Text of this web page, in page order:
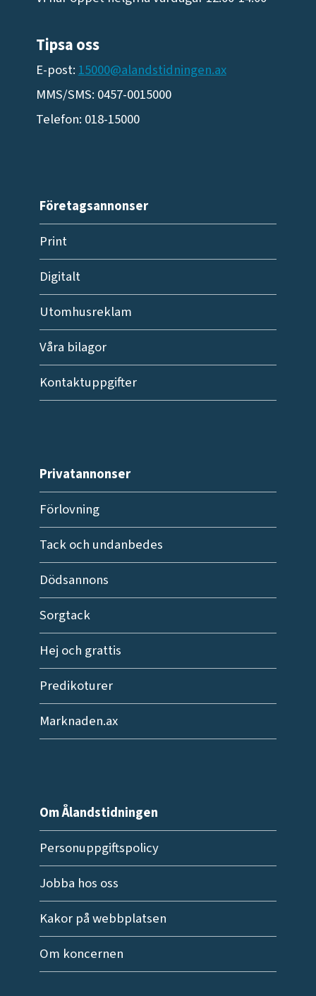
Tipsa oss
E-post:15000@alandstidningen.ax
MMS/SMS: 0457-0015000
Telefon: 018-15000
Företagsannonser
Print
Digitalt
Utomhusreklam
Våra bilagor
Kontaktuppgifter
Privatannonser
Förlovning
Tack och undanbedes
Dödsannons
Sorgtack
Hej och grattis
Predikoturer
Marknaden.ax
Om Ålandstidningen
Personuppgiftspolicy
Jobba hos oss
Kakor på webbplatsen
Om koncernen